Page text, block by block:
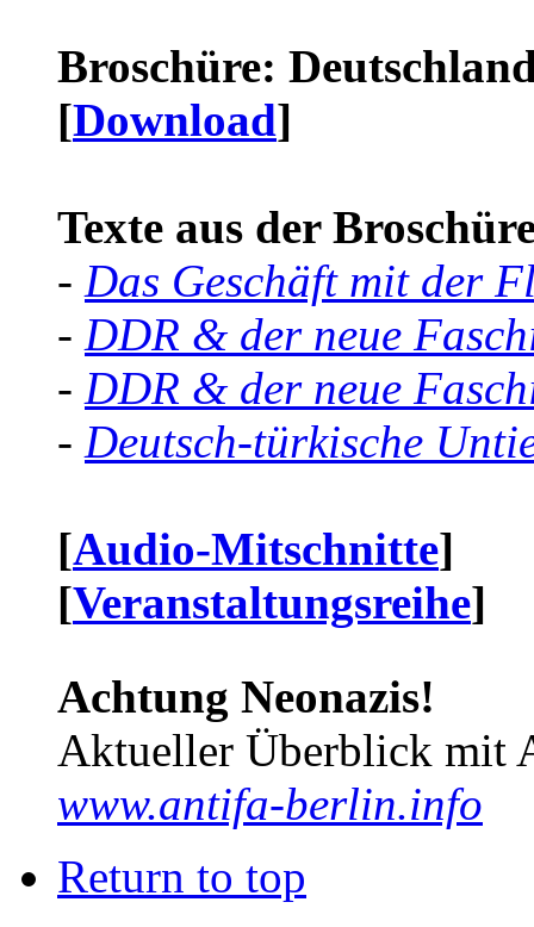
Broschüre:
[Download]
Texte aus der
- Das Geschäft mit der
- DDR & der neue
- DDR & der neue
- Deutsch-türkische
[Audio-Mitschnitte]
[Veranstaltungsreihe]
Achtung Neonazis!
Aktueller Überblick mit
www.antifa-berlin.info
Return to top